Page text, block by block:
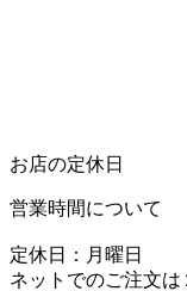
お店の定休日
営業時間について
定休日：月曜日
ネットでのご注文は